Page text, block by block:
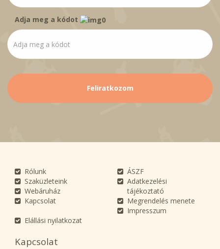
Adja meg a kódot
Rólunk
Szaküzleteink
Webáruház
Kapcsolat
ÁSZF
Adatkezelési
tájékoztató
Megrendelés menete
Impresszum
Elállási nyilatkozat
Kapcsolat